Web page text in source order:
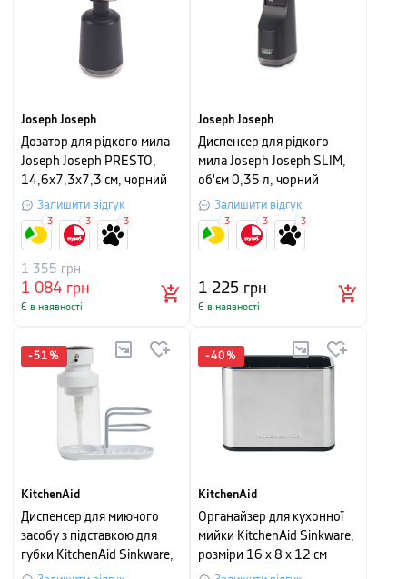
Joseph Joseph
Дозатор для рідкого мила
Joseph Joseph PRESTO,
14,6х7,3х7,3 см, чорний
Залишити відгук
1 084 грн
1 355грн
Є в наявності
3 3 3
Joseph Joseph
Диспенсер для рідкого
мила Joseph Joseph SLIM,
об'єм 0,35 л, чорний
Залишити відгук
1 225 грн
Є в наявності
3 3 3
-51 %
KitchenAid
Диспенсер для миючого
засобу з підставкою для
губки KitchenAid Sinkware,
об'єм 350 мл, білий
-40 %
KitchenAid
Органайзер для кухонної
мийки KitchenAid Sinkware,
розміри 16 х 8 х 12 см